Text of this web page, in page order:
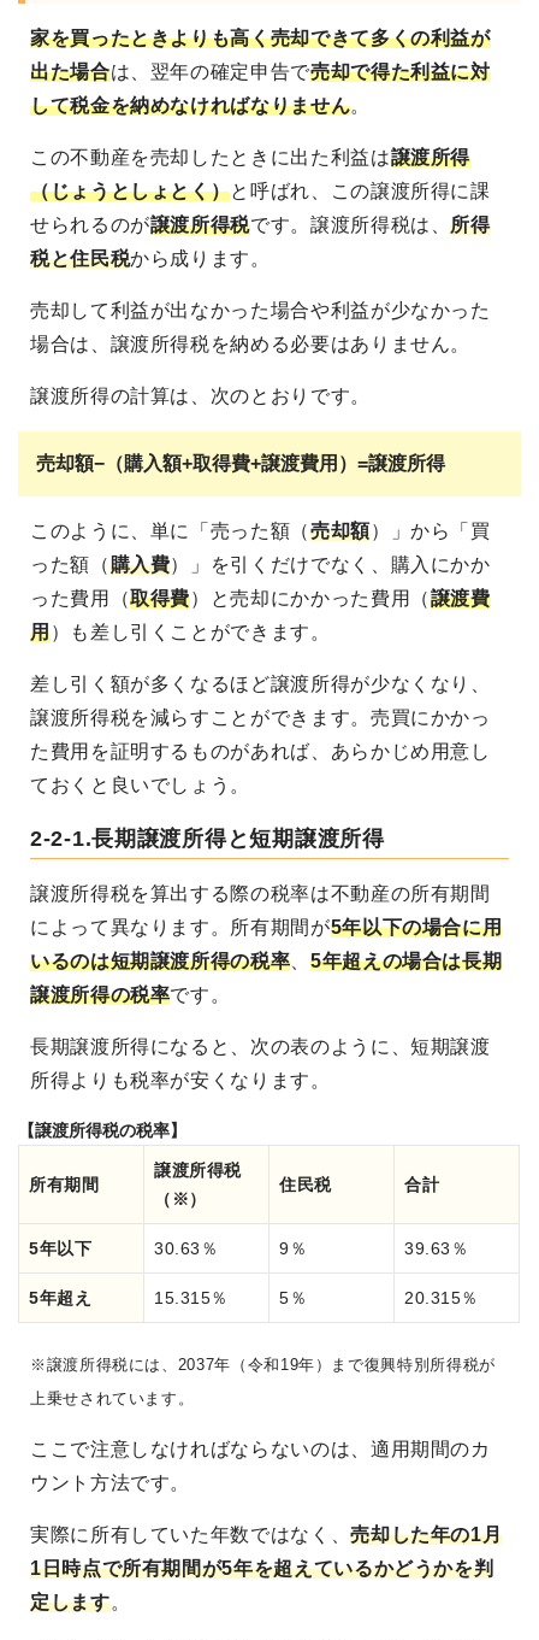
家を買ったときよりも高く売却できて多くの利益が
出た場合は、翌年の確定申告で売却で得た利益に対
して税金を納めなければなりません。
この不動産を売却したときに出た利益は譲渡所得
（じょうとしょとく）と呼ばれ、この譲渡所得に課
せられるのが譲渡所得税です。譲渡所得税は、所得
税と住民税から成ります。
売却して利益が出なかった場合や利益が少なかった
場合は、譲渡所得税を納める必要はありません。
譲渡所得の計算は、次のとおりです。
売却額−（購入額+取得費+譲渡費用）=譲渡所得
このように、単に「売った額（売却額）」から「買
った額（購入費）」を引くだけでなく、購入にかか
った費用（取得費）と売却にかかった費用（譲渡費
用）も差し引くことができます。
差し引く額が多くなるほど譲渡所得が少なくなり、
譲渡所得税を減らすことができます。売買にかかっ
た費用を証明するものがあれば、あらかじめ用意し
ておくと良いでしょう。
2-2-1.長期譲渡所得と短期譲渡所得
譲渡所得税を算出する際の税率は不動産の所有期間
によって異なります。所有期間が5年以下の場合に用
いるのは短期譲渡所得の税率
5年超えの場合は長期
譲渡所得の税率です。
長期譲渡所得になると、次の表のように、短期譲渡
所得よりも税率が安くなります。
【譲渡所得税の税率】
所有期間
譲渡所得税
（※）
住民税 合計
5年以下 30.63％ 9％ 39.63％
5年超え 15.315％ 5％ 20.315％
※譲渡所得税には、2037年（令和19年）まで復興特別所得税が
上乗せされています。
ここで注意しなければならないのは、適用期間のカ
ウント方法です。
実際に所有していた年数ではなく、売却した年の1月
1日時点で所有期間が5年を超えているかどうかを判
定します。